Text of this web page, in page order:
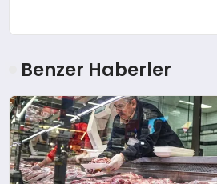
Benzer Haberler